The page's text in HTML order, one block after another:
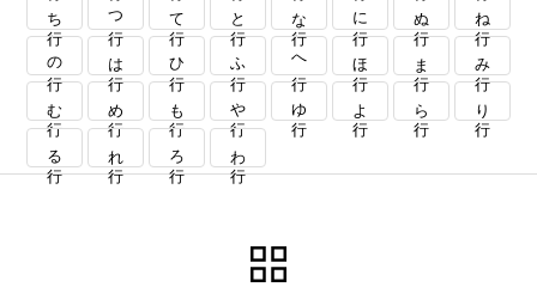
ち行 つ行 て行 と行 な行 に行 ぬ行 ね行
の行 は行 ひ行 ふ行 へ行 ほ行 ま行 み行
む行 め行 も行 や行 ゆ行 よ行 ら行 り行
る行 れ行 ろ行 わ行